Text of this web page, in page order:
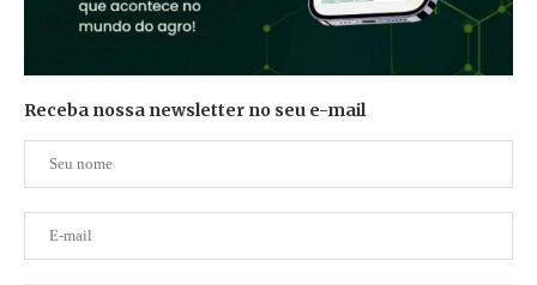
Receba nossa newsletter no seu e-mail